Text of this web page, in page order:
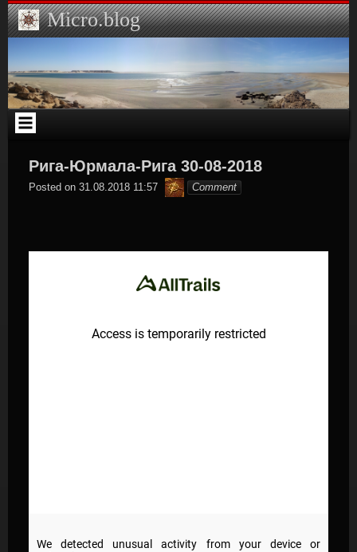
Skip
to
content
Micro.blog
Рига-Юрмала-Рига 30-08-2018
Posted on 31.08.2018 11:57 Hamilton
Comment